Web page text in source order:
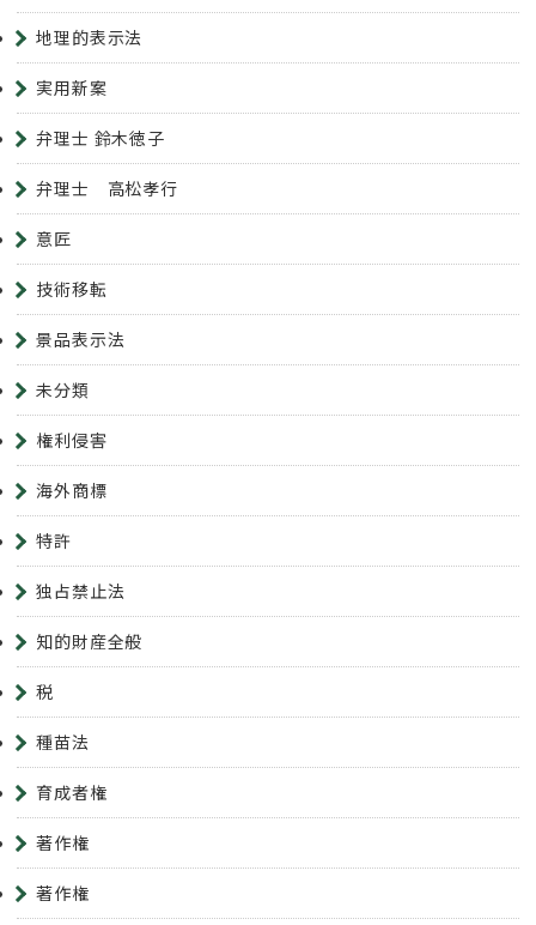
地理的表示法
実用新案
弁理士 鈴木徳子
弁理士 高松孝行
意匠
技術移転
景品表示法
未分類
権利侵害
海外商標
特許
独占禁止法
知的財産全般
税
種苗法
育成者権
著作権
著作権